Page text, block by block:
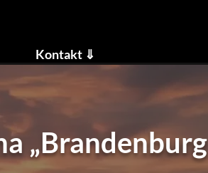
Kontakt ⇓
„Brandenburg